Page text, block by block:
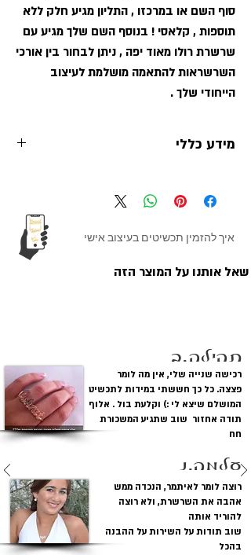
סוף השם או במרכזו , התליון מגיע חלק ללא
תוספות , קלאסי ! בנוסף השם שלך מגיע עם
שרשרת רולו מאוד יפה , ניתן לבחור בין אורכי
השרשראות להתאמה מושלמת לעיצוב
הייחודי שלך .
מידע כללי
זהב 18 קראט
שם בעיצוב אישי
מתכת:
כסף טהור 0.925 מצופה
גופן: COCA COLA
מידת התליון:
אורך ---- : 3.0 עד 4.0
ס"מ
גובה | : 1.5 -1.3 ס"מ
שאל אותנו על המוצר הזה
תהילה.ב
פצצה. כל כך חששתי במידות לתכשיט
המושלם שיצא לי :) וקלעת בול . אלוף
תודה אחזור שוב שתגיע המשכורת
חח
עלמה.נ
רוצה לומר לאיתמר, הנכדה ממש
אהבה את השרשרת, ולא רוצה
להוריד אותה
שוב תודות על השירות על ההבנה
בהכל